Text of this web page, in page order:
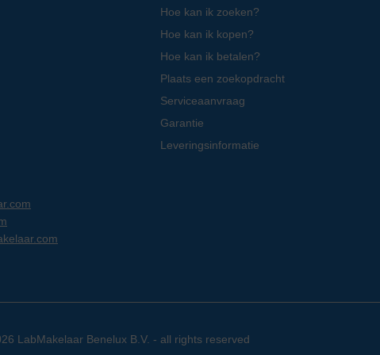
Hoe kan ik zoeken?
Hoe kan ik kopen?
Hoe kan ik betalen?
Plaats een zoekopdracht
Serviceaanvraag
Garantie
Leveringsinformatie
LabMakelaar Benelux B.V. - all rights reserved